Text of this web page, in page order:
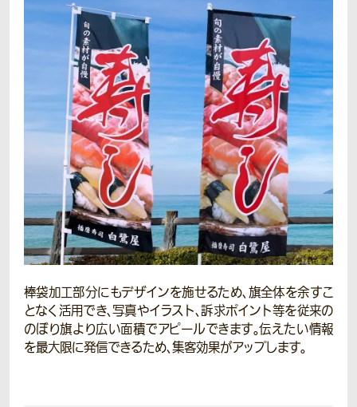
棒袋加工部分にもデザインを施せるため、旗全体を余すこ
となく活用でき、写真やイラスト、訴求ポイント等を従来の
のぼり旗より広い面積でアピールできます。伝えたい情報
を最大限に発信できるため、集客効果がアップします。